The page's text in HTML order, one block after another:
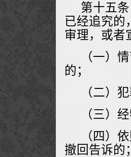
第十五
已经追究的
审理，或者
（一）
的；
（二）
（三）
（四）
撤回告诉的